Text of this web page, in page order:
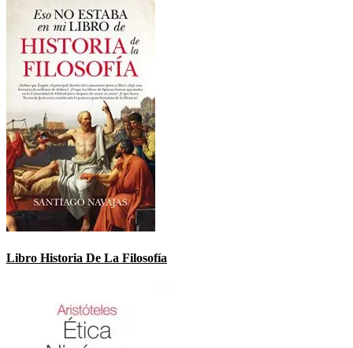
Libro Historia De La Filosofía